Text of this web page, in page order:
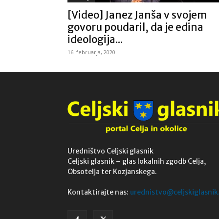
[Video] Janez Janša v svojem
govoru poudaril, da je edina
ideologija...
16. februarja, 2020
Uredništvo Celjski glasnik
Celjski glasnik – glas lokalnih zgodb Celja,
Obsotelja ter Kozjanskega.
Kontaktirajte nas: